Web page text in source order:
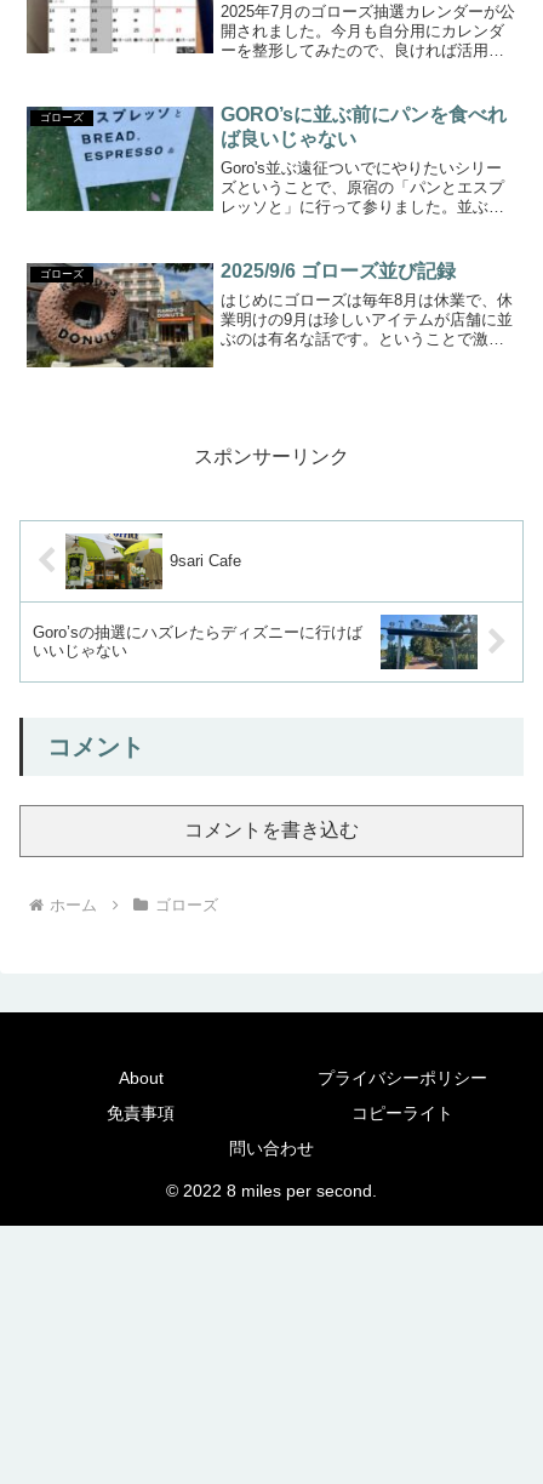
2025年7月のゴローズ抽選カレンダーが公
開されました。今月も自分用にカレンダ
ーを整形してみたので、良ければ活用し
住者の日あり。月前半は1月～6月の誕生
日縛り、月後半は...
ゴローズ
GORO’sに並ぶ前にパンを食べれ
ば良いじゃない
Goro's並ぶ遠征ついでにやりたいシリー
ズということで、原宿の「パンとエスプ
レッソと」に行って参りました。並ぶ前
ニーランドへ行けるため、遠征勢の皆さ
んの楽しみの１つに...
ゴローズ 2025/9/6 ゴローズ並び記録
はじめにゴローズは毎年8月は休業で、休
業明けの9月は珍しいアイテムが店舗に並
ぶのは有名な話です。ということで激戦
スポンサーリンク
9sari Cafe
Goro’sの抽選にハズレたらディズニーに行けば
いいじゃない
コメント
コメントを書き込む
ホーム ゴローズ
About
プライバシーポリシー
免責事項
コピーライト
問い合わせ
© 2022 8 miles per second.